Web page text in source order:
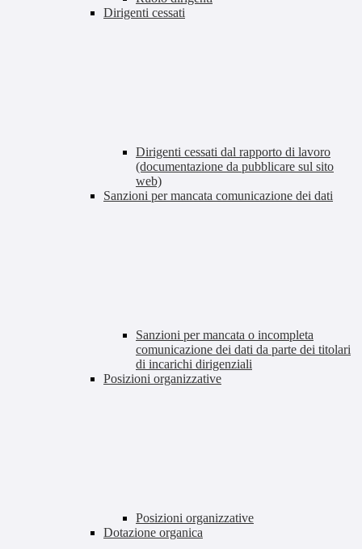
Dirigenti cessati
Dirigenti cessati dal rapporto di lavoro
(documentazione da pubblicare sul sito
web)
Sanzioni per mancata comunicazione dei dati
Sanzioni per mancata o incompleta
comunicazione dei dati da parte dei titolari
di incarichi dirigenziali
Posizioni organizzative
Posizioni organizzative
Dotazione organica